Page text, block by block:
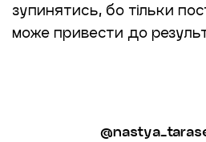
зупинятись, бо тільки
може привести до